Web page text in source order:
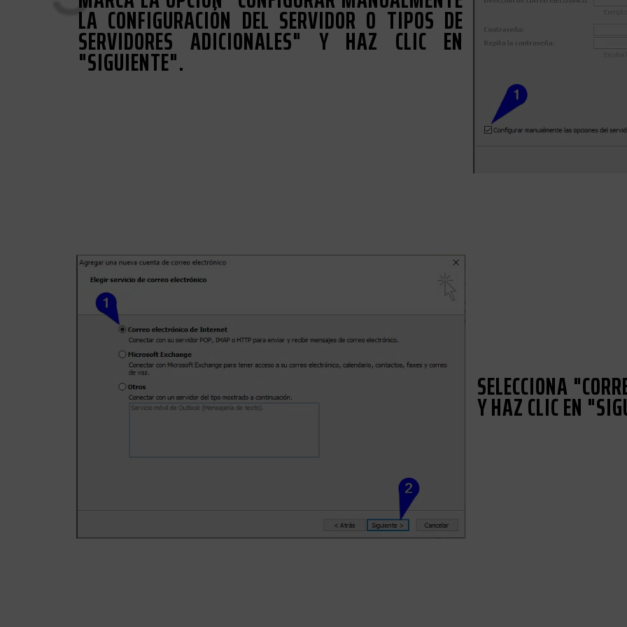
LA CONFIGURACIÓN DEL SERVIDOR O TIPOS DE
SERVIDORES ADICIONALES" Y HAZ CLIC EN
"SIGUIENTE".
SELECCIONA
Y HAZ CLIC EN